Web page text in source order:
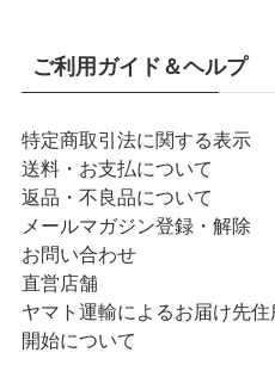
ご利用ガイド＆ヘルプ
特定商取引法に関する表示
送料・お支払について
返品・不良品について
メールマガジン登録・解除
お問い合わせ
直営店舗
ヤマト運輸によるお届け先
開始について